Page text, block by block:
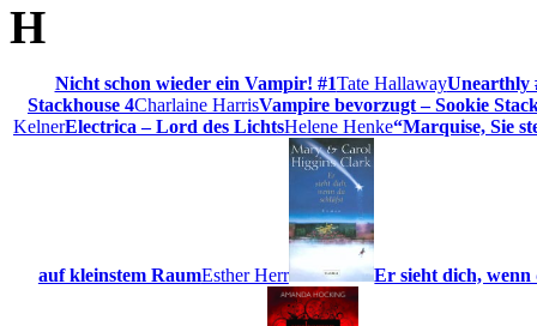
H
Nicht schon wieder ein Vampir! #1Tate HallawayUnearthly
Stackhouse 4Charlaine HarrisVampire bevorzugt – Sookie
KelnerElectrica – Lord des LichtsHelene Henke“Marquise, Sie
auf kleinstem RaumEsther Herr Er sieht dich, wenn